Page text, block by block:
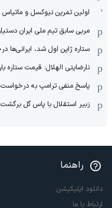
اولین تمرین نیوکسل و ماتیاس
مربی سابق تیم ملی ایران
ستاره ژاپن اول شد، ایرانی‌ها
نارضایتی الهلال: قیمت ستاره
پاسخ منفی ترامپ به
زبیر استقلال با پاس گل برگشت
راهنما
دانلود اپلیکیشن
ارتباط با ما